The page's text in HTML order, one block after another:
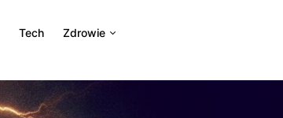
Tech Zdrowie